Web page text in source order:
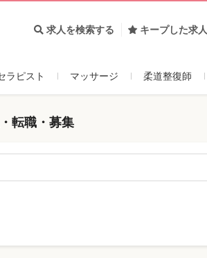
求人を検索する キープした求人
ラピスト マッサージ 柔道整復師
転職・募集